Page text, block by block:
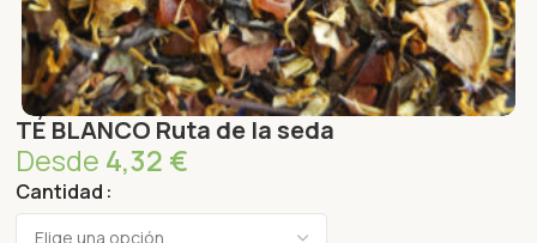
TÉ BLANCO Ruta de la seda
Desde 4,32 €
Cantidad